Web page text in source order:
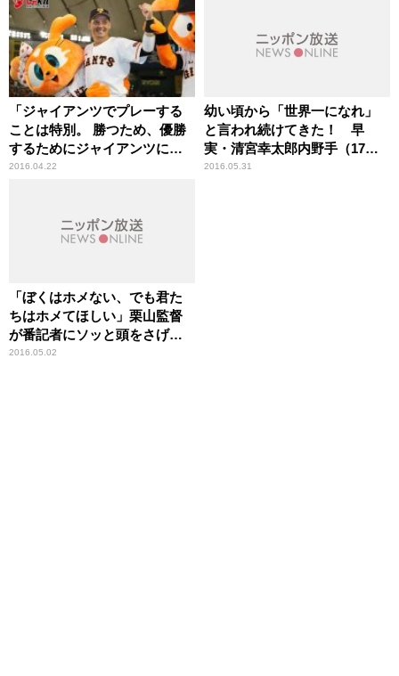
「ジャイアンツでプレーする
ことは特別。 勝つため、優勝
するためにジャイアンツにき
た。」巨人・ルイス・クルー
2016.04.22
幼い頃から「世界一になれ」
と言われ続けてきた！ 早
実・清宮幸太郎内野手（17
歳） スポーツ人間模様
2016.05.31
「ぼくはホメない、でも君た
ちはホメてほしい」栗山監督
が番記者にソッと頭をさげ
る。。。日本ハム・大谷翔平
2016.05.02